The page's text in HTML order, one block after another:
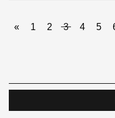
« 1 2 3 4 5